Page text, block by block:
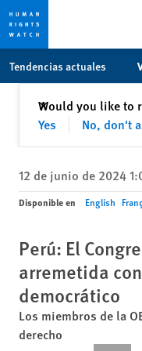
content
Tendencias actuales
Would you like to
Yes
No, don't
✕Cerrar
12 de junio de 2024
Disponible en English
Perú: El
arremetida
democrático
Los miembros de la
derecho